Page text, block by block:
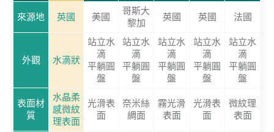
來源地 英國 美國
哥斯大
黎加
英國 英國 法國
外觀 水滴狀
站立水
滴
平躺圓
盤
站立水
滴
平躺圓
盤
站立水
滴
平躺圓
盤
站立水
滴
平躺圓
盤
站立水
滴
平躺圓
盤
表面材
質
水晶柔
感微紋
理表面
光滑表
面
奈米絲
綢面
霧光滑
表面
光滑表
面
微紋理
表面